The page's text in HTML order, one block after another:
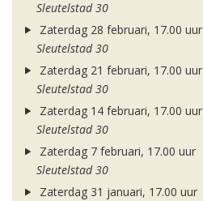
Sleutelstad 30
Zaterdag 28 februari, 17.00 uur
Sleutelstad 30
Zaterdag 21 februari, 17.00 uur
Sleutelstad 30
Zaterdag 14 februari, 17.00 uur
Sleutelstad 30
Zaterdag 7 februari, 17.00 uur
Sleutelstad 30
Zaterdag 31 januari, 17.00 uur